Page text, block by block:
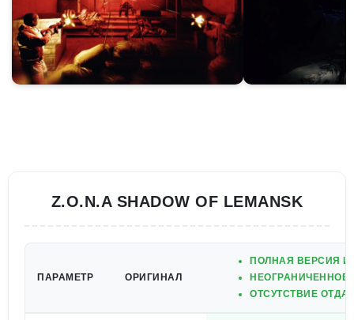
Z.O.N.A SHADOW OF LEMANSK
ПАРАМЕТР ОРИГИНАЛ
ПОЛНАЯ ВЕРСИЯ
ОТСУТСТВИЕ